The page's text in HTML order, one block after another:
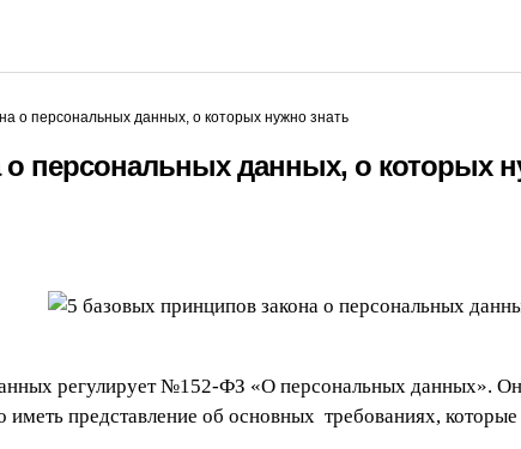
о персональных данных, о которых нужно знать
персональных данных, о которых
регулирует №152-ФЗ «О персональных данных». Он
представление об основных требованиях, которые